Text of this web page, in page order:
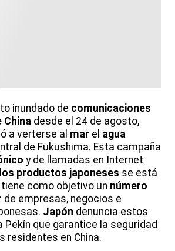
inundado de comunicaciones
China desde el 24 de agosto,
a verterse al mar el agua
de Fukushima. Esta campaña
y de llamadas en Internet
productos japoneses se está
como objetivo un número
de empresas, negocios e
Japón denuncia estos
Pekín que garantice la seguridad
residentes en China.